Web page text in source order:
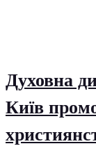
Духовна
Київ